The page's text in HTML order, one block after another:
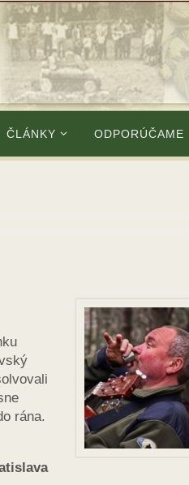
ČLÁNKY ODPORÚČAME
rána.